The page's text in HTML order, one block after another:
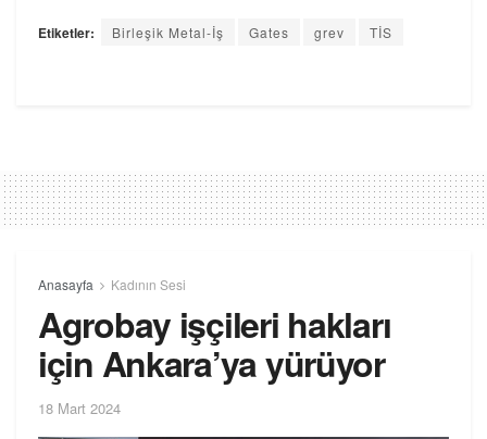
Etiketler: Birleşik Metal-İş Gates grev TİS
Anasayfa Kadının Sesi
Agrobay işçileri hakları
için Ankara’ya yürüyor
18 Mart 2024